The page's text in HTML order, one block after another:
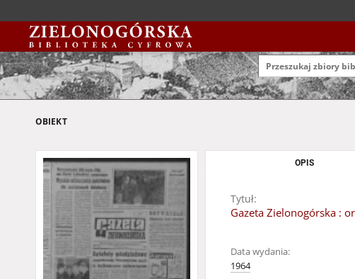
OBIEKT
OPIS
Tytuł:
Gazeta Zielonogórska :
Data wydania:
1964